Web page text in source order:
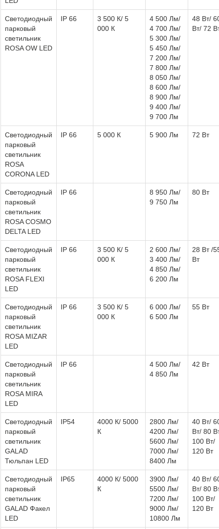
Светодиодный
парковый
светильник
ROSA OW LED
IP 66
3 500 К/ 5
000 К
4 500 Лм/
4 700 Лм/
5 300 Лм/
5 450 Лм/
7 200 Лм/
7 800 Лм/
8 050 Лм/
8 600 Лм/
8 900 Лм/
9 400 Лм/
9 700 Лм
48 Вт/
Вт/ 72
Светодиодный
парковый
светильник
ROSA
CORONA LED
IP 66 5 000 К 5 900 Лм 72 Вт
Светодиодный
парковый
светильник
ROSA COSMO
DELTA LED
IP 66
8 950 Лм/
9 750 Лм
80 Вт
Светодиодный
парковый
светильник
ROSA FLEXI
LED
IP 66
3 500 К/ 5
000 К
2 600 Лм/
3 400 Лм/
4 850 Лм/
6 200 Лм
28 Вт /
Вт
Светодиодный
парковый
светильник
ROSA MIZAR
LED
IP 66
3 500 К/ 5
000 К
6 000 Лм/
6 500 Лм
55 Вт
Светодиодный
парковый
светильник
ROSA MIRA
LED
IP 66
4 500 Лм/
4 850 Лм
42 Вт
Светодиодный
парковый
светильник
GALAD
Тюльпан LED
IP54
4000 К/ 5000
К
2800 Лм/
4200 Лм/
5600 Лм/
7000 Лм/
8400 Лм
40 Вт/
Вт/ 80
100 Вт/
120 Вт
Светодиодный
парковый
светильник
GALAD Факел
LED
IP65
4000 К/ 5000
К
3900 Лм/
5500 Лм/
7200 Лм/
9000 Лм/
10800 Лм
40 Вт/
Вт/ 80
100 Вт/
120 Вт